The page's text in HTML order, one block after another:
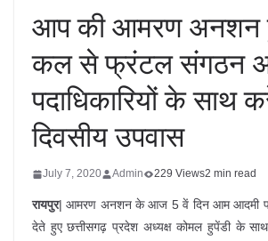
आप की आमरण अनशन
कल से फ्रंटल संगठन
पदाधिकारियों के साथ
दिवसीय उपवास
July 7, 2020 Admin 229 Views2 min read
रायपुर| आमरण अनशन के आज 5 वें दिन आम आदमी
देते हुए छत्तीसगढ़ प्रदेश अध्यक्ष कोमल हुपेंडी के